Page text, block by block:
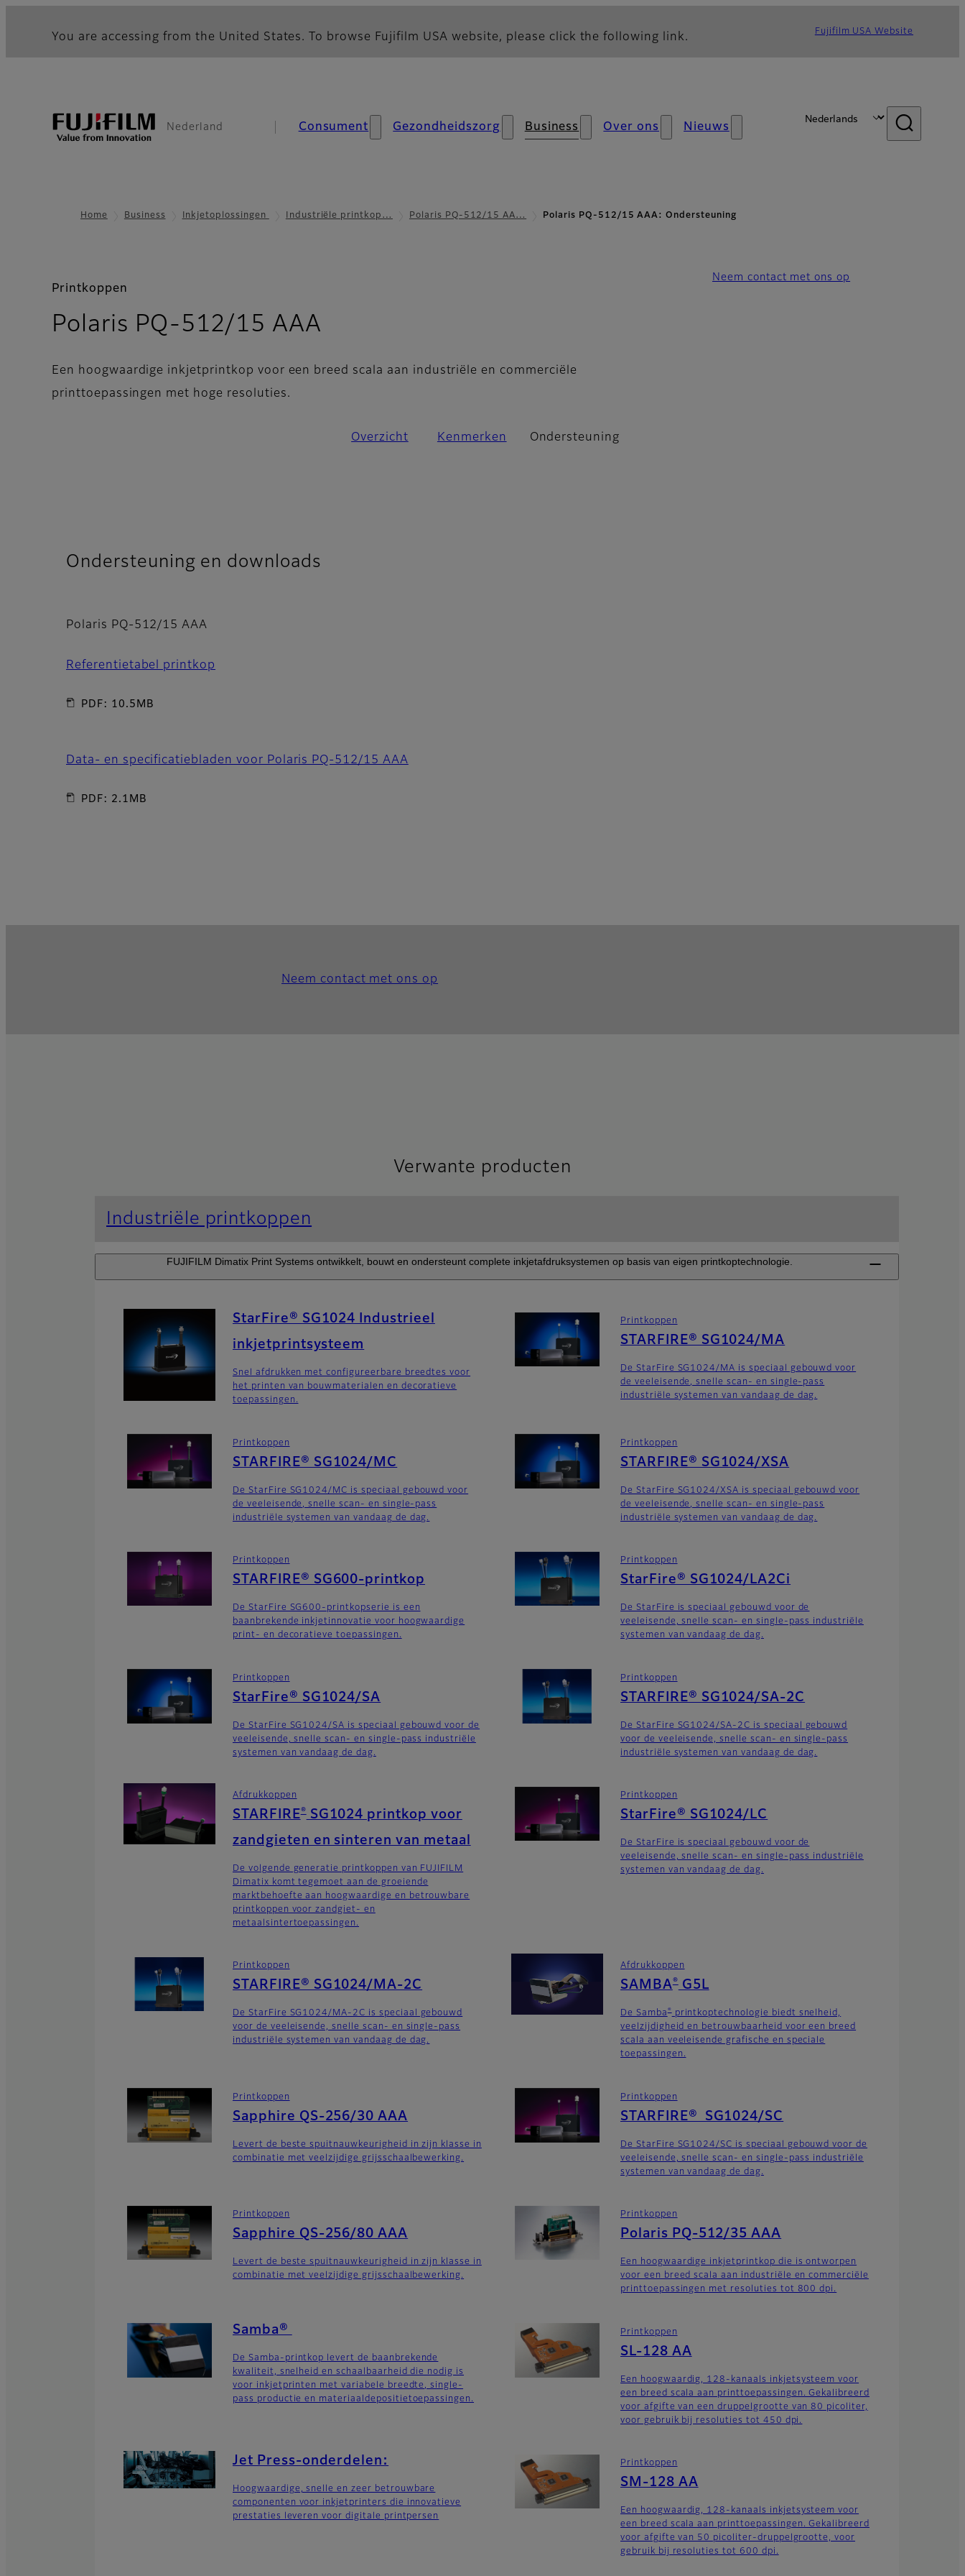
You are accessing from the United States. To browse Fujifilm USA website, please click the following link. Fujifilm USA Website
Nederland Consument Gezondheidszorg Business Over ons Nieuws
Home Business Inkjetoplossingen Industriële printkop… Polaris PQ-512/15 AA… Polaris PQ-512/15 AAA: Ondersteuning
Printkoppen
Polaris PQ-512/15 AAA
Een hoogwaardige inkjetprintkop voor een breed scala aan industriële en commerciële
printtoepassingen met hoge resoluties.
Neem contact met ons op
Overzicht Kenmerken Ondersteuning
Ondersteuning en downloads
Polaris PQ-512/15 AAA
Referentietabel printkop
PDF: 10.5MB
Data- en specificatiebladen voor Polaris PQ-512/15 AAA
PDF: 2.1MB
Neem contact met ons op
Verwante producten
Industriële printkoppen
FUJIFILM Dimatix Print Systems ontwikkelt, bouwt en ondersteunt complete inkjetafdruksystemen op basis van eigen printkoptechnologie.
StarFire® SG1024 Industrieel
inkjetprintsysteem
Snel afdrukken met configureerbare breedtes voor
het printen van bouwmaterialen en decoratieve
toepassingen.
Printkoppen
STARFIRE® SG1024/MA
De StarFire SG1024/MA is speciaal gebouwd voor
de veeleisende, snelle scan- en single-pass
industriële systemen van vandaag de dag.
Printkoppen
STARFIRE® SG1024/MC
De StarFire SG1024/MC is speciaal gebouwd voor
de veeleisende, snelle scan- en single-pass
industriële systemen van vandaag de dag.
Printkoppen
STARFIRE® SG1024/XSA
De StarFire SG1024/XSA is speciaal gebouwd voor
de veeleisende, snelle scan- en single-pass
industriële systemen van vandaag de dag.
Printkoppen
STARFIRE® SG600-printkop
De StarFire SG600-printkopserie is een
baanbrekende inkjetinnovatie voor hoogwaardige
print- en decoratieve toepassingen.
Printkoppen
StarFire® SG1024/LA2Ci
De StarFire is speciaal gebouwd voor de
veeleisende, snelle scan- en single-pass industriële
systemen van vandaag de dag.
Printkoppen
StarFire® SG1024/SA
De StarFire SG1024/SA is speciaal gebouwd voor de
veeleisende, snelle scan- en single-pass industriële
systemen van vandaag de dag.
Printkoppen
STARFIRE® SG1024/SA-2C
De StarFire SG1024/SA-2C is speciaal gebouwd
voor de veeleisende, snelle scan- en single-pass
industriële systemen van vandaag de dag.
Afdrukkoppen
STARFIRE®SG1024 printkop voor
zandgieten en sinteren van metaal
De volgende generatie printkoppen van FUJIFILM
Dimatix komt tegemoet aan de groeiende
marktbehoefte aan hoogwaardige en betrouwbare
printkoppen voor zandgiet- en
metaalsintertoepassingen.
Printkoppen
StarFire® SG1024/LC
De StarFire is speciaal gebouwd voor de
veeleisende, snelle scan- en single-pass industriële
systemen van vandaag de dag.
Printkoppen
STARFIRE® SG1024/MA-2C
De StarFire SG1024/MA-2C is speciaal gebouwd
voor de veeleisende, snelle scan- en single-pass
industriële systemen van vandaag de dag.
Afdrukkoppen
SAMBA®G5L
De Samba® printkoptechnologie biedt snelheid,
veelzijdigheid en betrouwbaarheid voor een breed
scala aan veeleisende grafische en speciale
toepassingen.
Printkoppen
Sapphire QS-256/30 AAA
Levert de beste spuitnauwkeurigheid in zijn klasse in
combinatie met veelzijdige grijsschaalbewerking.
Printkoppen
STARFIRE® SG1024/SC
De StarFire SG1024/SC is speciaal gebouwd voor de
veeleisende, snelle scan- en single-pass industriële
systemen van vandaag de dag.
Printkoppen
Sapphire QS-256/80 AAA
Levert de beste spuitnauwkeurigheid in zijn klasse in
combinatie met veelzijdige grijsschaalbewerking.
Printkoppen
Polaris PQ-512/35 AAA
Een hoogwaardige inkjetprintkop die is ontworpen
voor een breed scala aan industriële en commerciële
printtoepassingen met resoluties tot 800 dpi.
Samba®
De Samba-printkop levert de baanbrekende
kwaliteit, snelheid en schaalbaarheid die nodig is
voor inkjetprinten met variabele breedte, single-
pass productie en materiaaldepositietoepassingen.
Printkoppen
SL-128 AA
Een hoogwaardig, 128-kanaals inkjetsysteem voor
een breed scala aan printtoepassingen. Gekalibreerd
voor afgifte van een druppelgrootte van 80 picoliter,
voor gebruik bij resoluties tot 450 dpi.
Jet Press-onderdelen:
Hoogwaardige, snelle en zeer betrouwbare
componenten voor inkjetprinters die innovatieve
prestaties leveren voor digitale printpersen
Printkoppen
SM-128 AA
Een hoogwaardig, 128-kanaals inkjetsysteem voor
een breed scala aan printtoepassingen. Gekalibreerd
voor afgifte van 50 picoliter-druppelgrootte, voor
gebruik bij resoluties tot 600 dpi.